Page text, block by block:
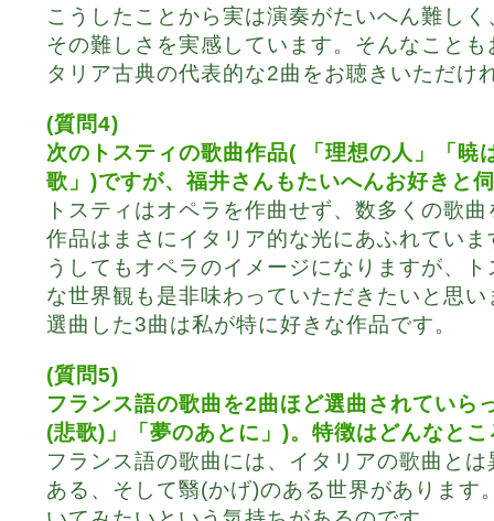
こうしたことから実は演奏がたいへん難し
その難しさを実感しています。そんなこと
タリア古典の代表的な2曲をお聴きいただけ
(質問4)
次のトスティの歌曲作品( 「理想の人」「暁
歌」)ですが、福井さんもたいへんお好きと
トスティはオペラを作曲せず、数多くの歌
作品はまさにイタリア的な光にあふれてい
うしてもオペラのイメージになりますが、
な世界観も是非味わっていただきたいと思い
選曲した3曲は私が特に好きな作品です。
(質問5)
フランス語の歌曲を2曲ほど選曲されていら
(悲歌)」「夢のあとに」)。特徴はどんなと
フランス語の歌曲には、イタリアの歌曲と
ある、そして翳(かげ)のある世界があります